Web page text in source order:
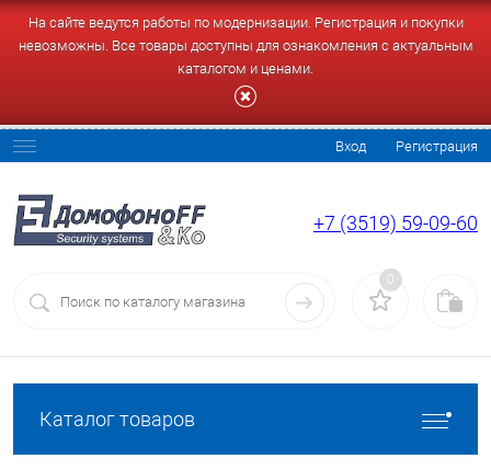
На сайте ведутся работы по модернизации. Регистрация и покупки
невозможны. Все товары доступны для ознакомления с актуальным
каталогом и ценами.
Вход Регистрация
+7 (3519) 59-09-60
0
Каталог товаров